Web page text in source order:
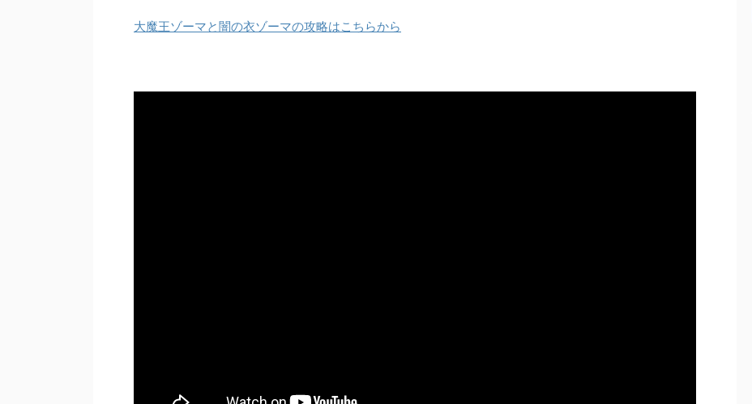
大魔王ゾーマと闇の衣ゾーマの攻略はこちらから